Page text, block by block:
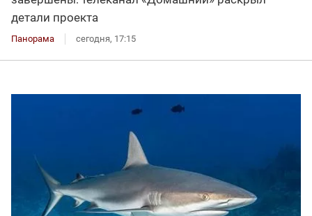
детали проекта
Панорама сегодня, 17:15